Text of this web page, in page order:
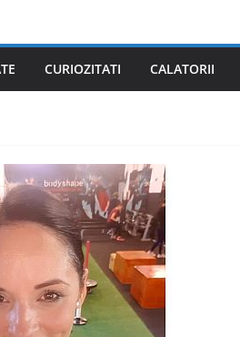
CURIOZITATI CALATORII